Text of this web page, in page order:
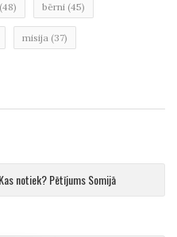
(48) bērni (45)
misija (37)
notiek? Pētījums Somijā